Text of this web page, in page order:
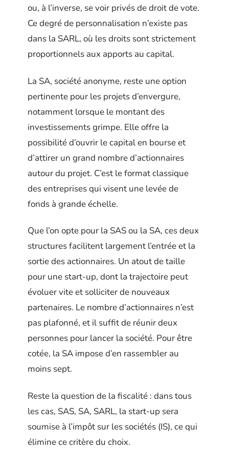
ou, à l’inverse, se voir privés de droit de vote.
Ce degré de personnalisation n’existe pas
dans la SARL, où les droits sont strictement
proportionnels aux apports au capital.
La SA, société anonyme, reste une option
pertinente pour les projets d’envergure,
notamment lorsque le montant des
investissements grimpe. Elle offre la
possibilité d’ouvrir le capital en bourse et
d’attirer un grand nombre d’actionnaires
autour du projet. C’est le format classique
des entreprises qui visent une levée de
fonds à grande échelle.
Que l’on opte pour la SAS ou la SA, ces deux
structures facilitent largement l’entrée et la
sortie des actionnaires. Un atout de taille
pour une start-up, dont la trajectoire peut
évoluer vite et solliciter de nouveaux
partenaires. Le nombre d’actionnaires n’est
pas plafonné, et il suffit de réunir deux
personnes pour lancer la société. Pour être
cotée, la SA impose d’en rassembler au
moins sept.
Reste la question de la fiscalité : dans tous
les cas, SAS, SA, SARL, la start-up sera
soumise à l’impôt sur les sociétés (IS), ce qui
élimine ce critère du choix.